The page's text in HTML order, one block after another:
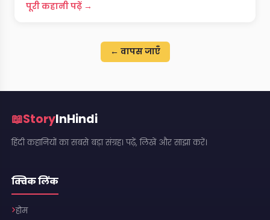
पूरी कहानी पढ़ें →
← वापस जाएँ
📖StoryInHindi
हिंदी कहानियों का सबसे बड़ा संग्रह। पढ़ें, लिखें और साझा करें।
क्विक लिंक
होम